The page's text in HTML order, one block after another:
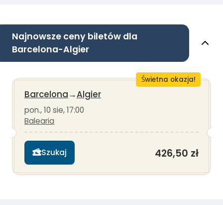
Najnowsze ceny biletów dla
Barcelona-Algier
Świetna okazja!
Barcelona→Algier
pon., 10 sie, 17:00
Balearia
Szukaj 426,50 zł